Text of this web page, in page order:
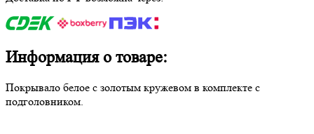
Информация о товаре:
Покрывало белое с золотым кружевом в комплекте с
подголовником.